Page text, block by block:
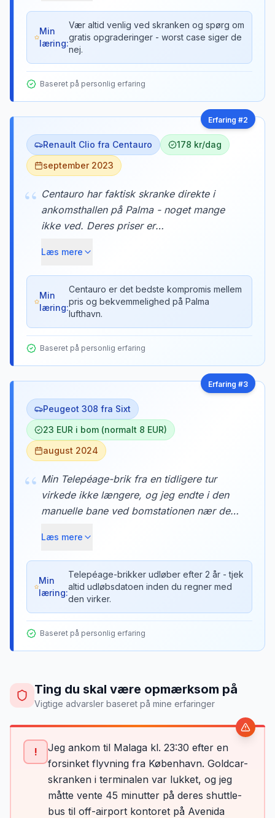
bagage. Tricket er at være venlig og
spørge pænt - de har ofte biler i overskud
om morgenen.
Min
læring:
Vær altid venlig ved skranken og spørg om
gratis opgraderinger - worst case siger de
nej.
Baseret på personlig erfaring
Erfaring #2
Renault Clio fra Centauro
178 kr/dag
september 2023
“ Centauro har faktisk skranke direkte i
ankomsthallen på Palma - noget mange
ikke ved. Deres priser er
selskaberne, men du undgår shuttle-
helvetet. Parkeringshuset med deres biler
er kun 3 minutters gang via den
overdækkede gangbro.
Læs mere
Min
læring:
Centauro er det bedste kompromis mellem
pris og bekvemmelighed på Palma
lufthavn.
Baseret på personlig erfaring
Erfaring #3
Peugeot 308 fra Sixt
23 EUR i bom (normalt 8 EUR)
august 2024
“ Min Telepéage-brik fra en tidligere tur
virkede ikke længere, og jeg endte i den
manuelle bane ved bomstationen nær den
kontanter for en strækning der normalt
koster 8 EUR med brik. Kassedamen
forklarede at brikkerne udløber efter 2 år.
Læs mere
Min
læring:
Telepéage-brikker udløber efter 2 år - tjek
altid udløbsdatoen inden du regner med
den virker.
Baseret på personlig erfaring
Ting du skal være opmærksom på
Vigtige advarsler baseret på mine erfaringer
!
Jeg ankom til Malaga kl. 23:30 efter en
forsinket flyvning fra København. Goldcar-
skranken i terminalen var lukket, og jeg
måtte vente 45 minutter på deres shuttle-
bus til off-airport kontoret på Avenida